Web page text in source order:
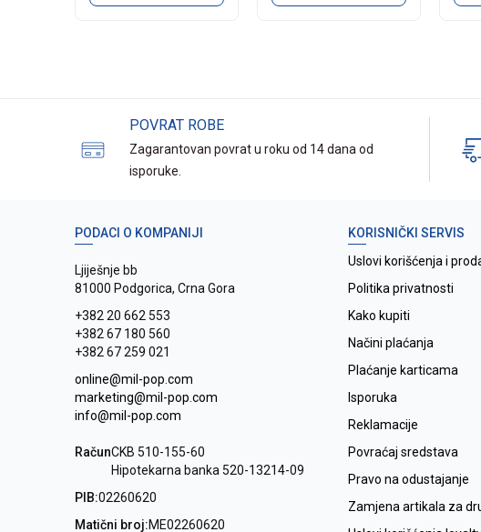
POVRAT ROBE
Zagarantovan povrat u roku od 14 dana od
isporuke.
PODACI O KOMPANIJI
Ljiješnje bb
81000 Podgorica, Crna Gora
+382 20 662 553
+382 67 180 560
+382 67 259 021
online@mil-pop.com
marketing@mil-pop.com
info@mil-pop.com
RačunCKB 510-155-60
Hipotekarna banka 520-13214-09
PIB:02260620
Matični broj:ME02260620
KORISNIČKI SERVIS
Uslovi korišćenja i
Politika privatnosti
Kako kupiti
Načini plaćanja
Plaćanje karticama
Isporuka
Reklamacije
Povraćaj sredstava
Pravo na odustajanje
Zamjena artikala za